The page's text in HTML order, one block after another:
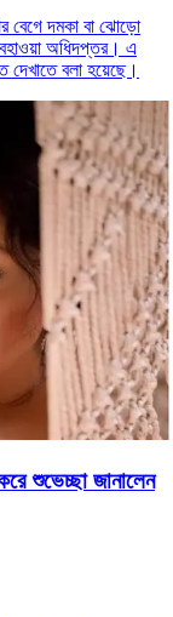
বেগে দমকা বা ঝোড়ো
অধিদপ্তর। এ
দেখাতে বলা হয়েছে।
শুভেচ্ছা জানালেন